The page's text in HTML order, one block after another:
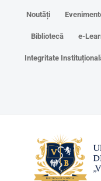
Noutăți
Bibliotecă e-
Integritate